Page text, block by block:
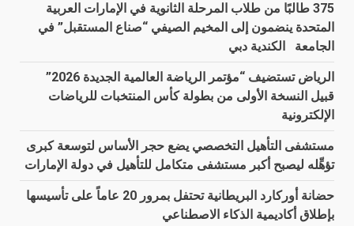
375 طالبًا من طلاب المرحلة الثانوية في الإمارات العربية
المتحدة ينضمون إلى المخيم الصيفي “صناع المستقبل” في
الجامعة الكندية دبي
الرياض تستضيف “مؤتمر الرياضة العالمية الجديدة 2026”
قبيل النسخة الأولى من بطولة كأس المنتخبات للرياضات
الإلكترونية
مستشفى التأهيل التخصصي يضع حجر الأساس لتوسعة كبرى
تؤهِّله ليصبح أكبر مستشفى متكامل للتأهيل في دولة الإمارات
حضانة أوركارد البريطانية تحتفل بمرور 20 عاماً على تأسيسها
بإطلاق أكاديمية الذكاء الاصطناعي